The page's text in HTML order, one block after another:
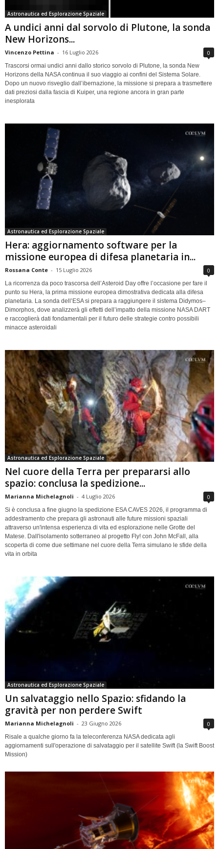
Astronautica ed Esplorazione Spaziale
A undici anni dal sorvolo di Plutone, la sonda
New Horizons...
Vincenzo Pettina - 16 Luglio 2026 0
Trascorsi ormai undici anni dallo storico sorvolo di Plutone, la sonda New
Horizons della NASA continua il suo viaggio ai confini del Sistema Solare.
Dopo un nuovo risveglio dall’ibernazione, la missione si prepara a trasmettere
dati preziosi dalla fascia di Kuiper, una regione ancora in gran parte
inesplorata
Astronautica ed Esplorazione Spaziale
Hera: aggiornamento software per la
missione europea di difesa planetaria in...
Rossana Conte - 15 Luglio 2026 0
La ricorrenza da poco trascorsa dell’Asteroid Day offre l’occasione per fare il
punto su Hera, la prima missione europea dimostrativa dedicata alla difesa
planetaria. La sonda dell’ESA si prepara a raggiungere il sistema Didymos–
Dimorphos, dove analizzerà gli effetti dell’impatto della missione NASA DART
e raccoglierà dati fondamentali per il futuro delle strategie contro possibili
minacce asteroidali
Astronautica ed Esplorazione Spaziale
Nel cuore della Terra per prepararsi allo
spazio: conclusa la spedizione...
Marianna Michelagnoli - 4 Luglio 2026 0
Si è conclusa a fine giugno la spedizione ESA CAVES 2026, il programma di
addestramento che prepara gli astronauti alle future missioni spaziali
attraverso un'intensa esperienza di vita ed esplorazione nelle Grotte del
Matese. Dall'isolamento sotterraneo al progetto Fly! con John McFall, alla
scoperta di come due settimane nel cuore della Terra simulano le sfide della
vita in orbita
Astronautica ed Esplorazione Spaziale
Un salvataggio nello Spazio: sfidando la
gravità per non perdere Swift
Marianna Michelagnoli - 23 Giugno 2026 0
Risale a qualche giorno fa la teleconferenza NASA dedicata agli
aggiornamenti sull'operazione di salvataggio per il satellite Swift (la Swift Boost
Mission)